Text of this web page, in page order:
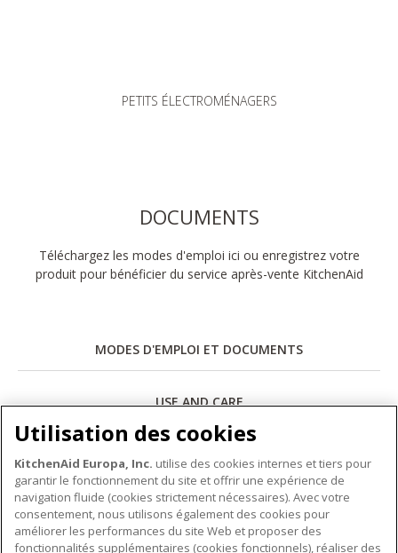
PETITS ÉLECTROMÉNAGERS
DOCUMENTS
Téléchargez les modes d'emploi ici ou enregistrez votre
produit pour bénéficier du service après-vente KitchenAid
MODES D'EMPLOI ET DOCUMENTS
USE AND CARE
Télécharger
Utilisation des cookies
KitchenAid Europa, Inc. utilise des cookies internes et tiers pour
garantir le fonctionnement du site et offrir une expérience de
navigation fluide (cookies strictement nécessaires). Avec votre
consentement, nous utilisons également des cookies pour
améliorer les performances du site Web et proposer des
fonctionnalités supplémentaires (cookies fonctionnels), réaliser des